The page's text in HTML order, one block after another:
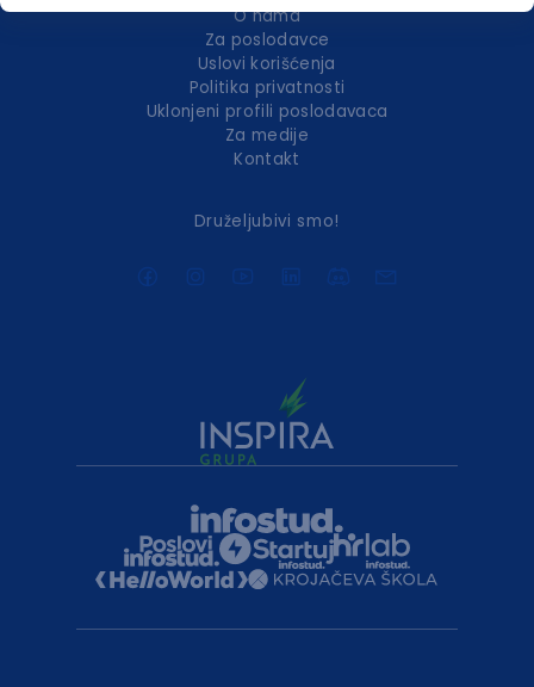
O nama
Za poslodavce
Uslovi korišćenja
Politika privatnosti
Uklonjeni profili poslodavaca
Za medije
Kontakt
Druželjubivi smo!